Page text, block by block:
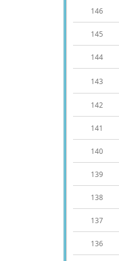
146
145
144
143
142
141
140
139
138
137
136